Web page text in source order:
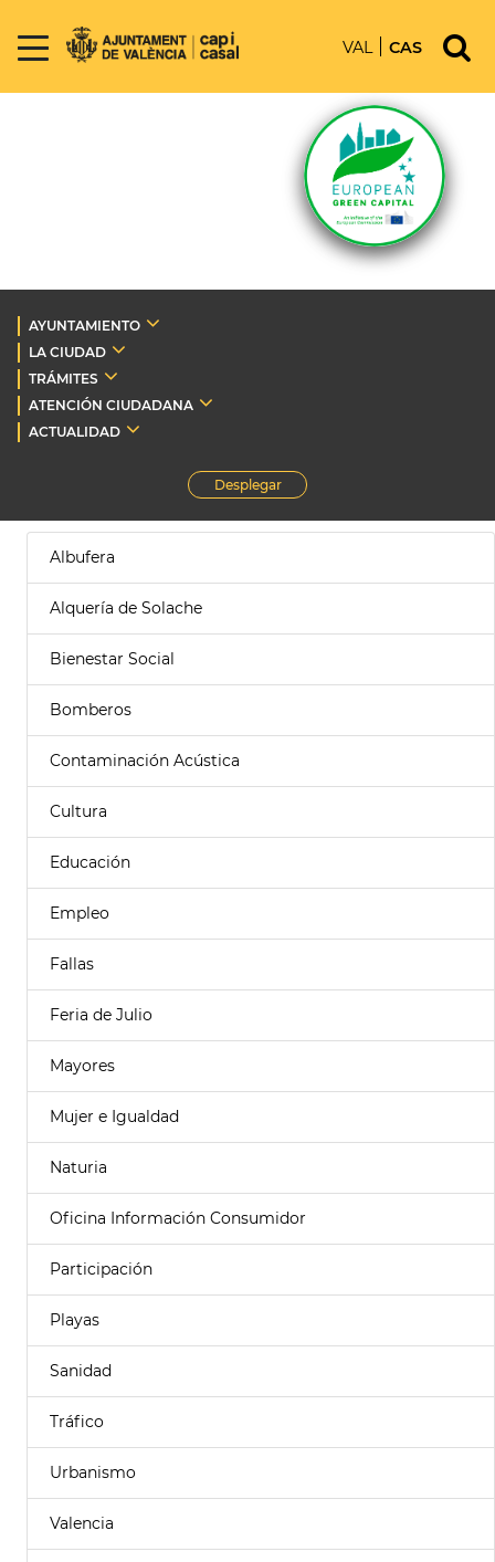
VAL CAS
AYUNTAMIENTO
LA CIUDAD
TRÁMITES
ATENCIÓN CIUDADANA
ACTUALIDAD
Desplegar
Albufera
Alquería de Solache
Bienestar Social
Bomberos
Contaminación Acústica
Cultura
Educación
Empleo
Fallas
Feria de Julio
Mayores
Mujer e Igualdad
Naturia
Oficina Información Consumidor
Participación
Playas
Sanidad
Tráfico
Urbanismo
Valencia